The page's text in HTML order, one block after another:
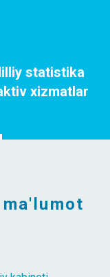
statistika
xizmatlar